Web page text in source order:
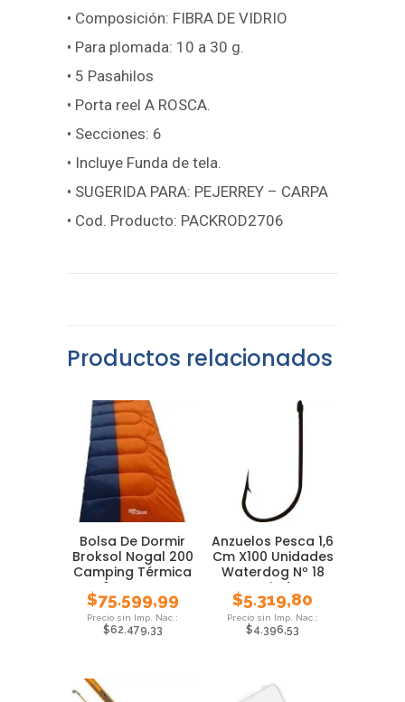
• Composición: FIBRA DE VIDRIO
• Para plomada: 10 a 30 g.
• 5 Pasahilos
• Porta reel A ROSCA.
• Secciones: 6
• Incluye Funda de tela.
• SUGERIDA PARA: PEJERREY – CARPA
• Cod. Producto: PACKROD2706
Productos relacionados
Bolsa De Dormir
Broksol Nogal 200
Camping Térmica
0° Carpa
$75.599,99
$62.479,33
Anzuelos Pesca 1,6
Cm X100 Unidades
Waterdog Nº 18
Variada
$5.319,80
$4.396,53